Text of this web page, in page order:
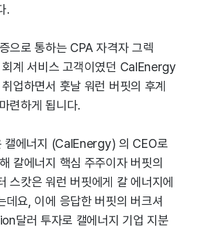
.
으로 통하는 CPA 자격자 그렉
계 서비스 고객이였던 CalEnergy
업하면서 훗날 워런 버핏의 후계
련하게 됩니다.
캘에너지 (CalEnergy) 의 CEO로
칼에너지 핵심 주주이자 버핏의
스캇은 워런 버핏에게 칼 에너지에
데요, 이에 응답한 버핏의 버크셔
달러 투자로 캘에너지 기업 지분